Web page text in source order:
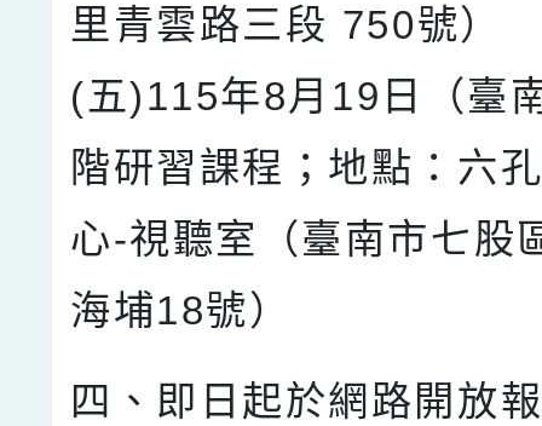
里青雲路三段 750號）
(五)115年8月19日（臺
階研習課程；地點：六
心-視聽室（臺南市七股
海埔18號）
四、即日起於網路開放